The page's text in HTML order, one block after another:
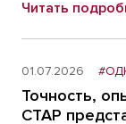
Читать
01.07.2026
Точность,
СТАР